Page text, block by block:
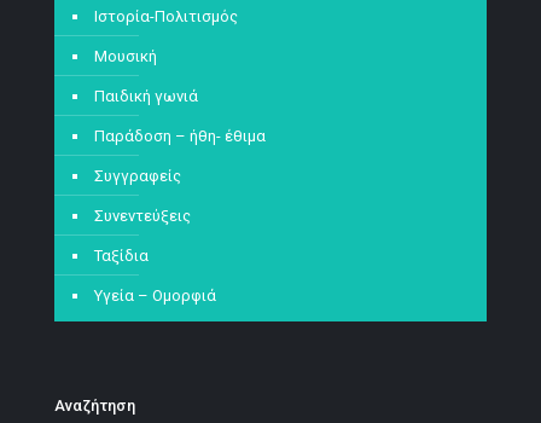
Ιστορία-Πολιτισμός
Μουσική
Παιδική γωνιά
Παράδοση – ήθη- έθιμα
Συγγραφείς
Συνεντεύξεις
Ταξίδια
Υγεία – Ομορφιά
Αναζήτηση